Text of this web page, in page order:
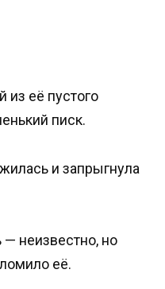
из её пустого
писк.
и запрыгнула
неизвестно, но
её.